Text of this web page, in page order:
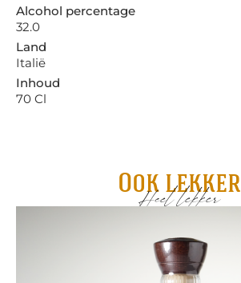
Alcohol percentage
32.0
Land
Italië
Inhoud
70 Cl
Ook lekker
Heel lekker